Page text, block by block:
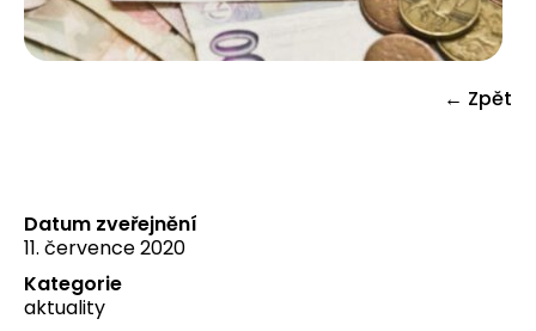
← Zpět
Datum zveřejnění
11. července 2020
Kategorie
aktuality